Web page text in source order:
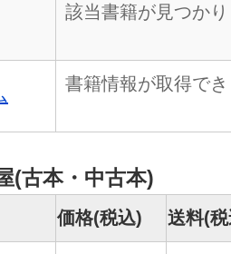
該当書籍が見つか
書籍情報が取得で
(古本・中古本)
価格(税込) 送料(